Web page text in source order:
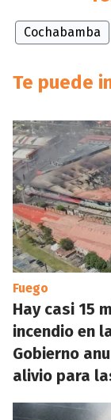
Cochabamba
Te puede
Fuego
Hay casi 15
incendio en
Gobierno
alivio para